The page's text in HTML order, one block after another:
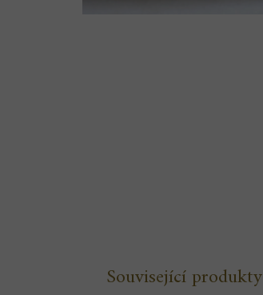
Související produkty